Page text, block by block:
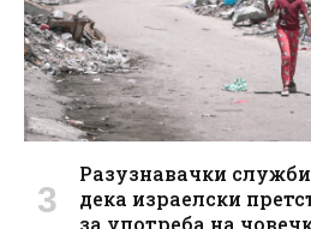
Разузнавачки
дека израелски
за употреба на